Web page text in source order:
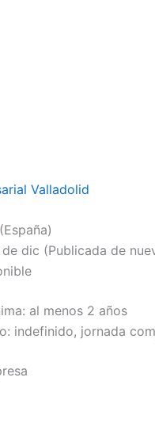
Valladolid
(España)
dic (Publicada de
al menos 2 años
indefinido, jornada